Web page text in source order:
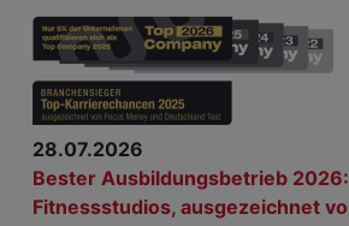
28.07.2026
Bester Ausbildungsbetrieb 2026:
Fitnessstudios, ausgezeichnet